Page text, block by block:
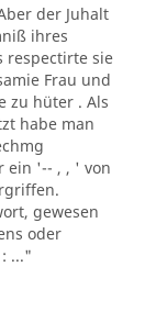
der Juhalt
ihres
respectirte sie
Frau und
zu hüter . Als
habe man
ein '-- , , ' von
gewesen
oder
..."